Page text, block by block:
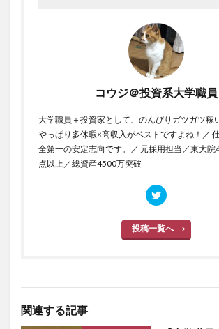
コウジ＠投資系大学職員
大学職員＋投資家として、のんびりガツガツ稼
やっぱり多休暇×高収入がベストですよね！／
全第一の安定志向です。／ 元採用担当／東大院
点以上／総資産4500万突破
投稿一覧へ
関連する記事